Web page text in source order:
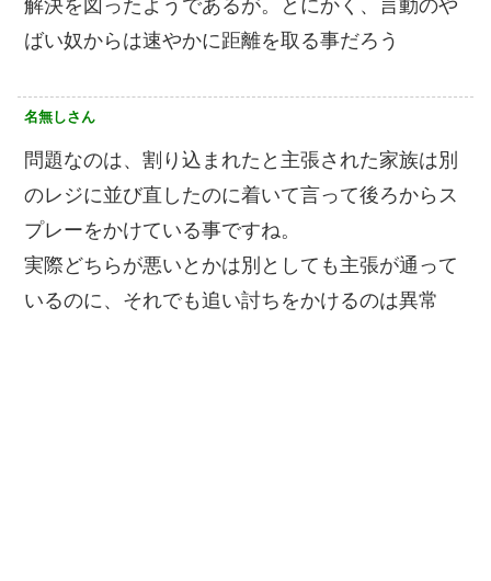
解決を図ったようであるが。とにかく、言動のや
ばい奴からは速やかに距離を取る事だろう
名無しさん
問題なのは、割り込まれたと主張された家族は別
のレジに並び直したのに着いて言って後ろからス
プレーをかけている事ですね。
実際どちらが悪いとかは別としても主張が通って
いるのに、それでも追い討ちをかけるのは異常